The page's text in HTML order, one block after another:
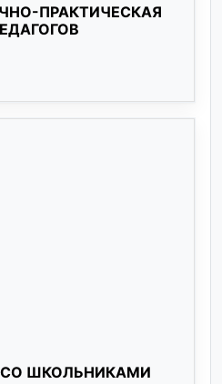
ПРАКТИЧЕСКАЯ
СО ШКОЛЬНИКАМИ